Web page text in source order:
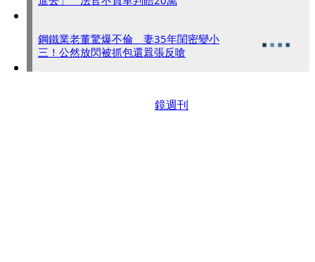
鋼鐵業老董驚爆不倫 妻35年閨密變小
三！公然放閃被抓包還囂張反嗆
鏡週刊